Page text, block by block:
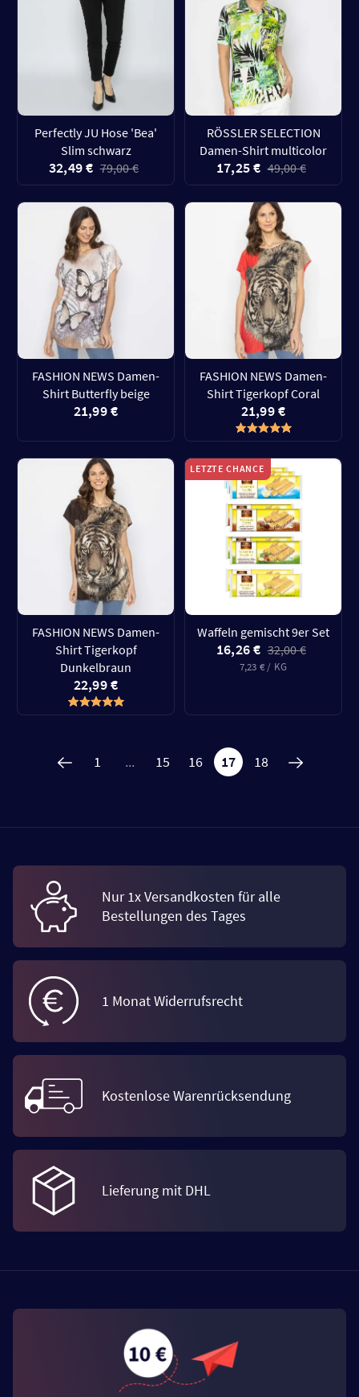
Perfectly JU Hose 'Bea'
Slim schwarz
32,49 € 79,00 €
RÖSSLER SELECTION
Damen-Shirt multicolor
17,25 € 49,00 €
FASHION NEWS Damen-
Shirt Butterfly beige
21,99 €
FASHION NEWS Damen-
Shirt Tigerkopf Coral
21,99 €
FASHION NEWS Damen-
Shirt Tigerkopf
Dunkelbraun
22,99 €
LETZTE CHANCE
Waffeln gemischt 9er Set
16,26 € 32,00 €
7,23 € / KG
1 ... 15 16 17 18
Nur 1x Versandkosten für alle
Bestellungen des Tages
1 Monat Widerrufsrecht
Kostenlose Warenrücksendung
Lieferung mit DHL